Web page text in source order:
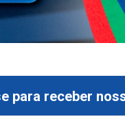
para receber